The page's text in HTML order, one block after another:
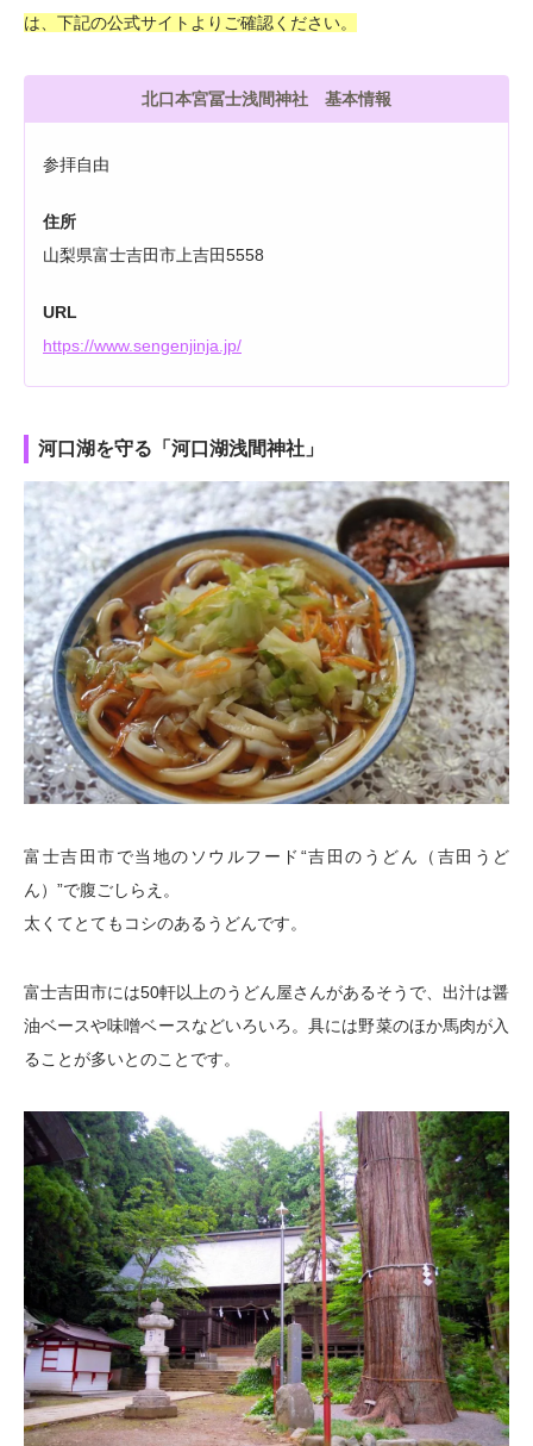
は、下記の公式サイトよりご確認ください。
北口本宮冨士浅間神社 基本情報
参拝自由
住所
山梨県富士吉田市上吉田5558
URL
https://www.sengenjinja.jp/
河口湖を守る「河口湖浅間神社」
富士吉田市で当地のソウルフード“吉田のうどん（吉田うど
ん）”で腹ごしらえ。
太くてとてもコシのあるうどんです。
富士吉田市には50軒以上のうどん屋さんがあるそうで、出汁は醤
油ベースや味噌ベースなどいろいろ。具には野菜のほか馬肉が入
ることが多いとのことです。